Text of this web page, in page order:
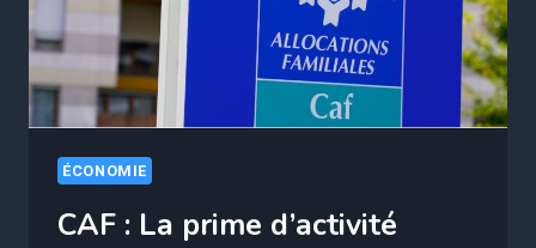
DU
CANAPÉ
ET
IL
NE
ÉCONOMIE
CAF : La prime d’activité